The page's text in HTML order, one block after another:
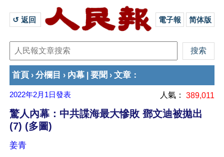
↺ 返回 電子報 简体版
首頁 › 分欄目 › 內幕 要聞 › 文章 ：
2022年2月1日發表 人氣： 389,011
驚人內幕：中共諜海最大慘敗 鄧文迪被拋出
(7) (多圖)
姜青